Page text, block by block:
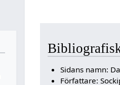
Sidans namn:
Författare: